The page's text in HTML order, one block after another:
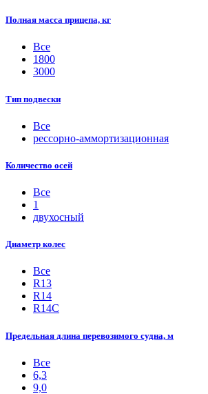
Полная масса прицепа, кг
Все
1800
3000
Тип подвески
Все
рессорно-аммортизационная
Количество осей
Все
1
двухосный
Диаметр колес
Все
R13
R14
R14С
Предельная длина перевозимого судна, м
Все
6,3
9,0